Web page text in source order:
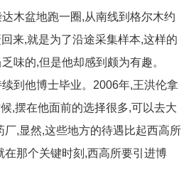
木盆地跑一圈,从南线到格尔木约
来,就是为了沿途采集样本,这样的
味的,但是他却感到颇为有趣。
他博士毕业。2006年,王洪伦拿
,摆在他面前的选择很多,可以去大
厂,显然,这些地方的待遇比起西高所
在那个关键时刻,西高所要引进博